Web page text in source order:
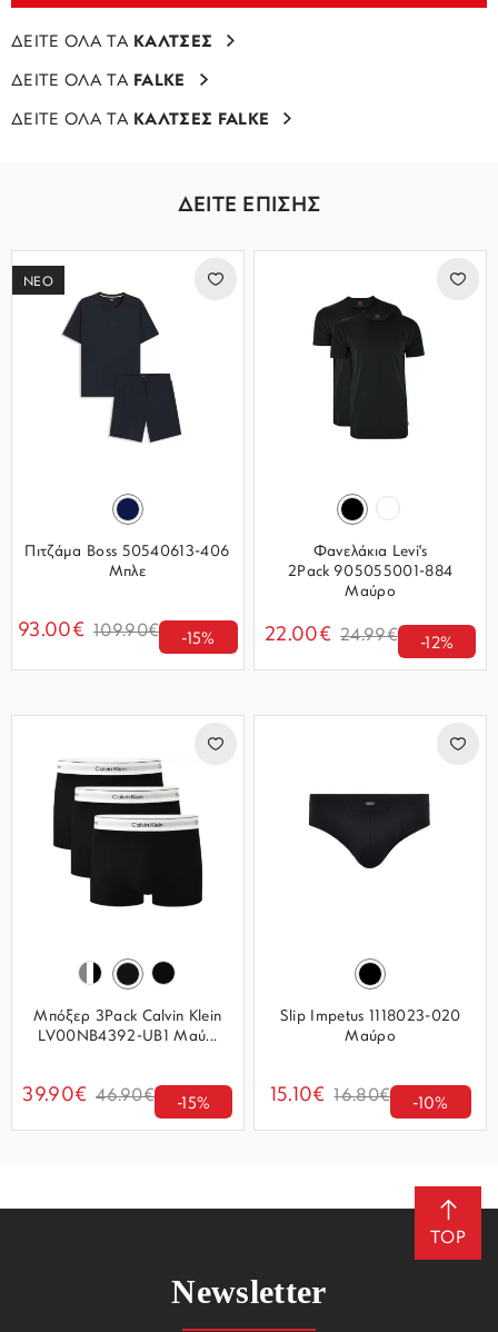
ΔΕΙΤΕ ΟΛΑ ΤΑ ΚΑΛΤΣΕΣ
ΔΕΙΤΕ ΟΛΑ ΤΑ FALKE
ΔΕΙΤΕ ΟΛΑ ΤΑ ΚΑΛΤΣΕΣ FALKE
ΔΕΙΤΕ ΕΠΙΣΗΣ
ΝΕΟ
Πιτζάμα Boss 50540613-406
Μπλε
93.00€ 109.90€ -15%
Φανελάκια Levi's
2Pack 905055001-884
Μαύρο
22.00€ 24.99€ -12%
Μπόξερ 3Pack Calvin Klein
LV00NB4392-UB1 Μαύ...
39.90€ 46.90€ -15%
Slip Impetus 1118023-020
Μαύρο
15.10€ 16.80€ -10%
TOP
Newsletter